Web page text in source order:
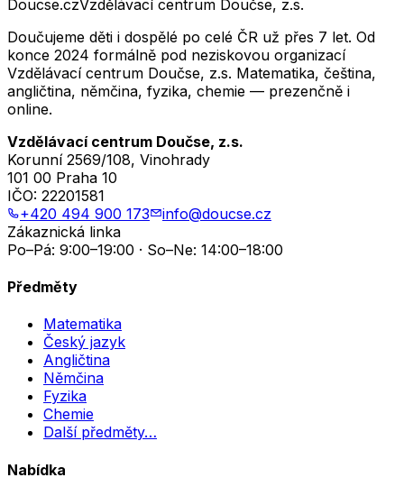
Doucse.czVzdělávací centrum Doučse, z.s.
Doučujeme děti i dospělé po celé ČR už přes 7 let. Od
konce 2024 formálně pod neziskovou organizací
Vzdělávací centrum Doučse, z.s. Matematika, čeština,
angličtina, němčina, fyzika, chemie — prezenčně i
online.
Vzdělávací centrum Doučse, z.s.
Korunní 2569/108, Vinohrady
101 00 Praha 10
IČO: 22201581
+420 494 900 173
info@doucse.cz
Zákaznická linka
Po–Pá: 9:00–19:00 · So–Ne: 14:00–18:00
Předměty
Matematika
Český jazyk
Angličtina
Němčina
Fyzika
Chemie
Další předměty…
Nabídka